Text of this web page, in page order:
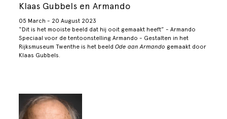
Klaas Gubbels en Armando
05 March - 20 August 2023
“Dit is het mooiste beeld dat hij ooit gemaakt heeft” - Armando
Speciaal voor de tentoonstelling Armando - Gestalten in het
Rijksmuseum Twenthe is het beeldOde aan Armando gemaakt door
Klaas Gubbels.